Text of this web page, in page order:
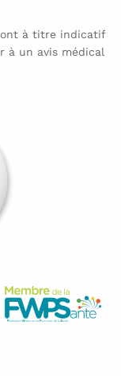
à titre indicatif
à un avis médical